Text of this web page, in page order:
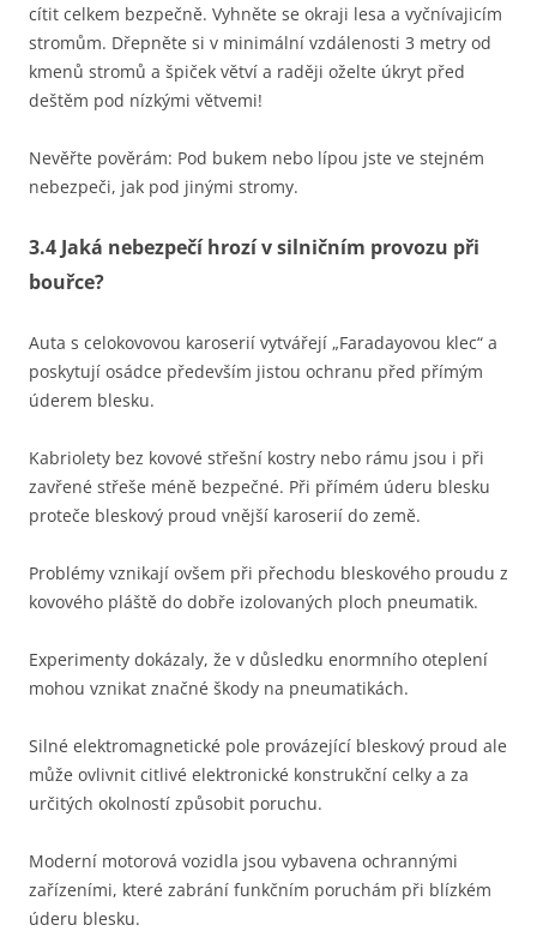
cítit celkem bezpečně. Vyhněte se okraji lesa a vyčnívajicím
stromům. Dřepněte si v minimální vzdálenosti 3 metry od
kmenů stromů a špiček větví a raději oželte úkryt před
deštěm pod nízkými větvemi!
Nevěřte pověrám: Pod bukem nebo lípou jste ve stejném
nebezpeči, jak pod jinými stromy.
3.4 Jaká nebezpečí hrozí v silničním provozu při
bouřce?
Auta s celokovovou karoserií vytvářejí „Faradayovou klec“ a
poskytují osádce především jistou ochranu před přímým
úderem blesku.
Kabriolety bez kovové střešní kostry nebo rámu jsou i při
zavřené střeše méně bezpečné. Při přímém úderu blesku
proteče bleskový proud vnější karoserií do země.
Problémy vznikají ovšem při přechodu bleskového proudu z
kovového pláště do dobře izolovaných ploch pneumatik.
Experimenty dokázaly, že v důsledku enormního oteplení
mohou vznikat značné škody na pneumatikách.
Silné elektromagnetické pole provázející bleskový proud ale
může ovlivnit citlivé elektronické konstrukční celky a za
určitých okolností způsobit poruchu.
Moderní motorová vozidla jsou vybavena ochrannými
zařízeními, které zabrání funkčním poruchám při blízkém
úderu blesku.